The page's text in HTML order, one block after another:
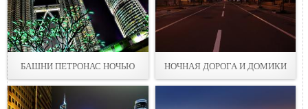
БАШНИ ПЕТРОНАС НОЧЬЮ НОЧНАЯ ДОРОГА И ДОМИКИ